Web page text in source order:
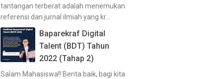
tantangan terberat adalah menemukan
referensi dan jurnal ilmiah yang kr...
Baparekraf Digital
Talent (BDT) Tahun
2022 (Tahap 2)
Salam Mahasiswa!! Berita baik, bagi kita